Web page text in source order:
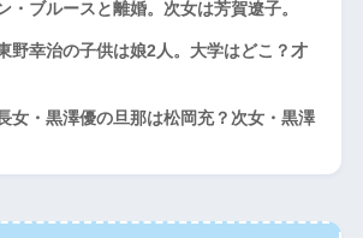
・ブルースと離婚。次女は芳賀遼子。
野幸治の子供は娘2人。大学はどこ？才
女・黒澤優の旦那は松岡充？次女・黒澤